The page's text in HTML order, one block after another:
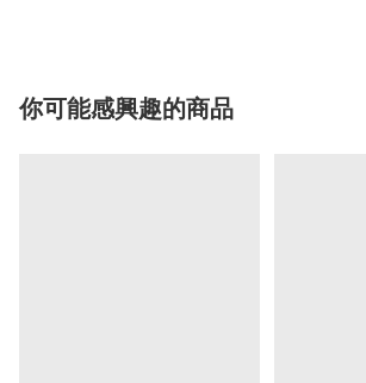
你可能感興趣的商品